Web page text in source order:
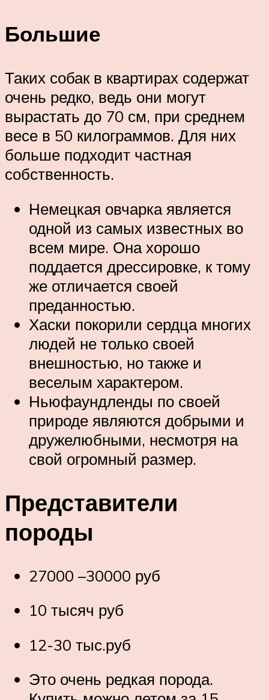
Большие
Таких собак в квартирах содержат
очень редко, ведь они могут
вырастать до 70 см, при среднем
весе в 50 килограммов. Для них
больше подходит частная
собственность.
Немецкая овчарка является
одной из самых известных во
всем мире. Она хорошо
поддается дрессировке, к тому
же отличается своей
преданностью.
Хаски покорили сердца многих
людей не только своей
внешностью, но также и
веселым характером.
Ньюфаундленды по своей
природе являются добрыми и
дружелюбными, несмотря на
свой огромный размер.
Представители
породы
27000 –30000 руб
10 тысяч руб
12-30 тыс.руб
Это очень редкая порода.